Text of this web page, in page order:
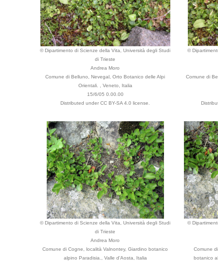
© Dipartimento di Scienze della Vita, Università degli Studi
di Trieste
Andrea Moro
Comune di Belluno, Nevegal, Orto Botanico delle Alpi
Orientali. , Veneto, Italia
15/6/05 0.00.00
Distributed under CC BY-SA 4.0 license.
©
Comune di
© Dipartimento di Scienze della Vita, Università degli Studi
di Trieste
Andrea Moro
Comune di Cogne, località Valnontey, Giardino botanico
alpino Paradisia., Valle d'Aosta, Italia
©
Comune
botanico